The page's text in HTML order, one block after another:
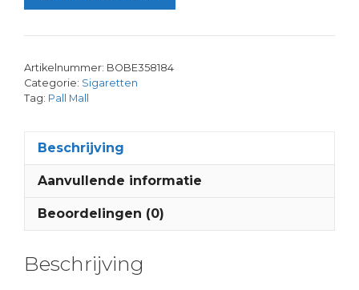
Artikelnummer: BOBE358184
Categorie: Sigaretten
Tag: Pall Mall
Beschrijving
Aanvullende informatie
Beoordelingen (0)
Beschrijving